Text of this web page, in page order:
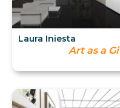
Laura Iniesta
Art as a